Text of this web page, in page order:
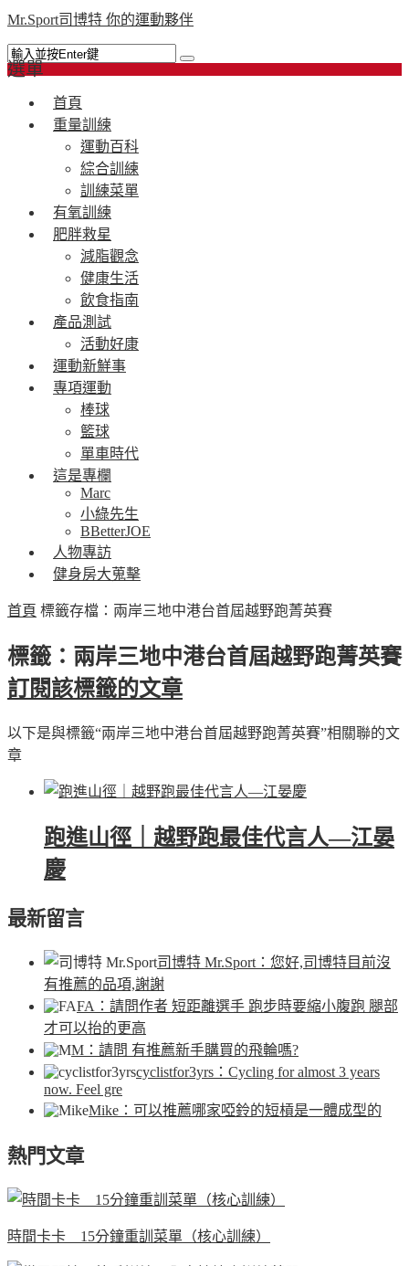
Mr.Sport司博特 你的運動夥伴
選單
首頁
重量訓練
運動百科
綜合訓練
訓練菜單
有氧訓練
肥胖救星
減脂觀念
健康生活
飲食指南
產品測試
活動好康
運動新鮮事
專項運動
棒球
籃球
單車時代
這是專欄
Marc
小綠先生
BBetterJOE
人物專訪
健身房大蒐擊
首頁 標籤存檔：兩岸三地中港台首屆越野跑菁英賽
標籤：兩岸三地中港台首屆越野跑菁英賽
訂閱該標籤的文章
以下是與標籤“兩岸三地中港台首屆越野跑菁英賽”相關聯的文
章
跑進山徑｜越野跑最佳代言人—江晏
慶
最新留言
司博特 Mr.Sport ：您好,司博特目前沒
有推薦的品項,謝謝
FA ：請問作者 短距離選手 跑步時要縮小腹跑 腿部
才可以抬的更高
M ：請問 有推薦新手購買的飛輪嗎?
cyclistfor3yrs ：Cycling for almost 3 years
now. Feel gre
Mike ：可以推薦哪家啞鈴的短槓是一體成型的
熱門文章
時間卡卡 15分鐘重訓菜單（核心訓練）